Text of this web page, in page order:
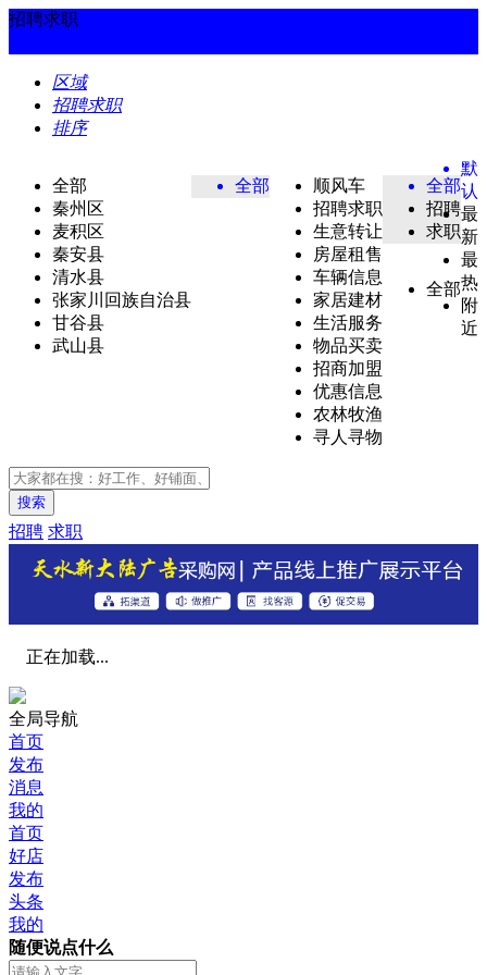
招聘求职
区域
招聘求职
排序
全部
秦州区
麦积区
秦安县
清水县
张家川回族自治县
甘谷县
武山县
全部
顺风车
招聘求职
生意转让
房屋租售
车辆信息
家居建材
生活服务
物品买卖
招商加盟
优惠信息
农林牧渔
寻人寻物
全部
招聘
求职
全部
默
认
最
新
最
热
附
近
搜索
招聘 求职
正在加载...
全局导航
首页
发布
消息
我的
首页
好店
发布
头条
我的
随便说点什么